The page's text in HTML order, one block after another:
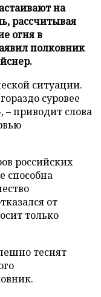
на
рассчитывая
огня в
полковник
ситуации.
суровее
приводит слова
российских
способна
от
только
теснят